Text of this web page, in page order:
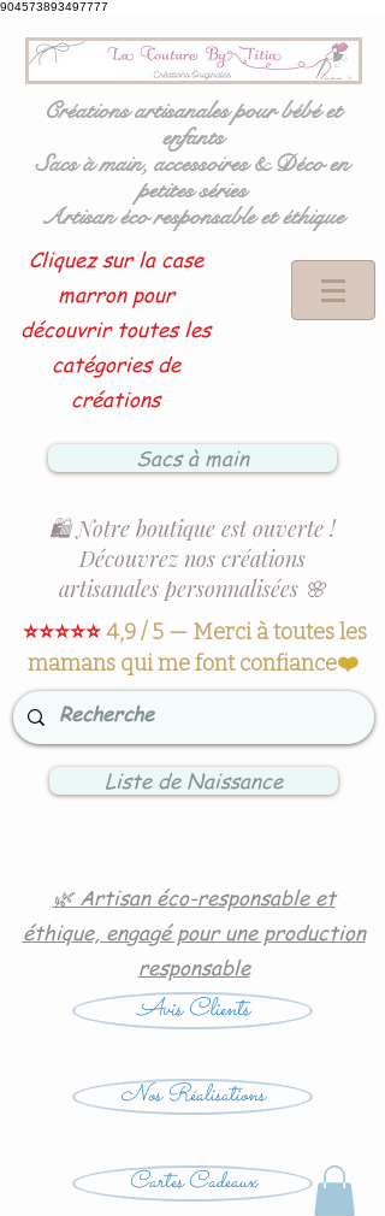
904573893497777
Créations artisanales pour bébé et
enfants
Sacs à main, accessoires & Déco en
petites séries
Artisan éco responsable et éthique
Cliquez sur la case
marron pour
découvrir toutes les
catégories de
créations
Sacs à main
🛍️ Notre boutique est ouverte !
Découvrez nos créations
artisanales personnalisées 🌸
⭐⭐⭐⭐⭐4,9 / 5 — Merci à toutes les
mamans qui me font confiance❤️
Liste de Naissance
🌿 Artisan éco-responsable et
éthique, engagé pour une production
responsable
Avis Clients
Nos Réalisations
Cartes Cadeaux